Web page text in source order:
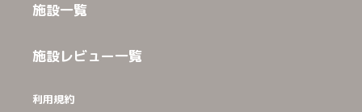
施設一覧
施設レビュー一覧
利用規約